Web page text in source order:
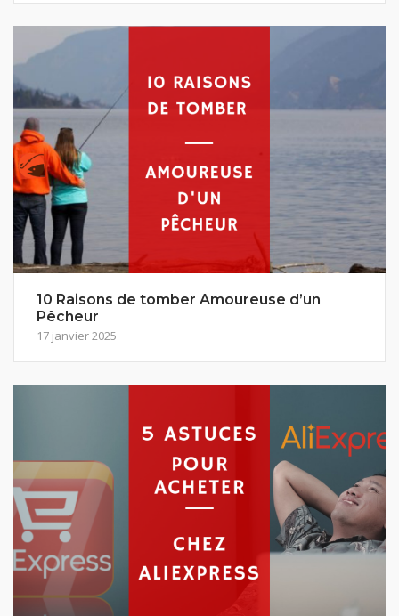
10 Raisons de tomber Amoureuse d’un
Pêcheur
17 janvier 2025